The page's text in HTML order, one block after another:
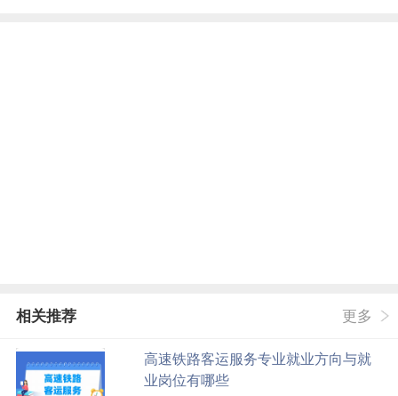
相关推荐 更多
高速铁路客运服务专业就业方向与就
业岗位有哪些